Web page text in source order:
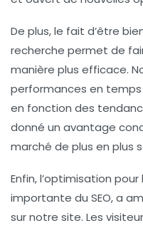
De plus, le fait d’être
recherche permet de
manière plus efficace.
performances en
en fonction des
donné un avantage
marché de plus en plus
Enfin, l’optimisation
importante du SEO, a
sur notre site. Les